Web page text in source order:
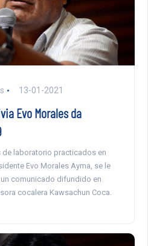
13-01-2021
Evo Morales da
de laboratorio practicados en
Evo Morales Ayma, se le
comunicado difundido en
cocalera Kawsachun Coca.